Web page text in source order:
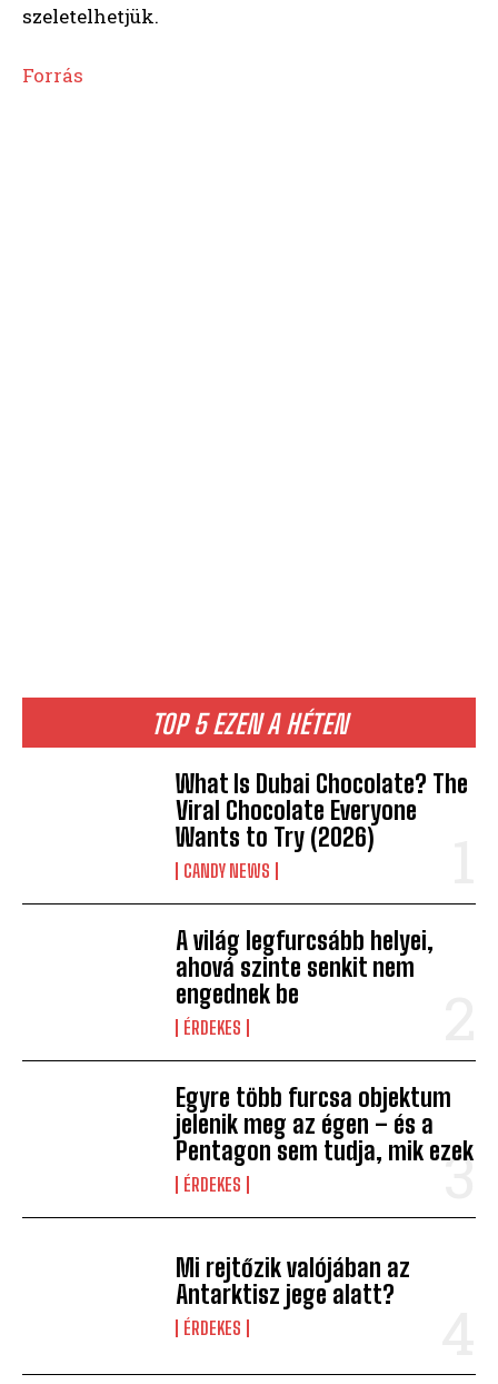
TOP 5 EZEN A HÉTEN
What Is Dubai Chocolate? The
Viral Chocolate Everyone
Wants to Try (2026)
CANDY NEWS
A világ legfurcsább helyei,
ahová szinte senkit nem
engednek be
ÉRDEKES
Egyre több furcsa objektum
jelenik meg az égen – és a
Pentagon sem tudja, mik ezek
ÉRDEKES
Mi rejtőzik valójában az
Antarktisz jege alatt?
ÉRDEKES
szeletelhetjük.
Forrás